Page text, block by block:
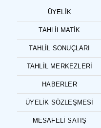
ÜYELIK
TAHLILMATIK
TAHLIL SONUÇLARI
TAHLIL MERKEZLERI
HABERLER
ÜYELIK SÖZLEŞMESI
MESAFELI SATIŞ